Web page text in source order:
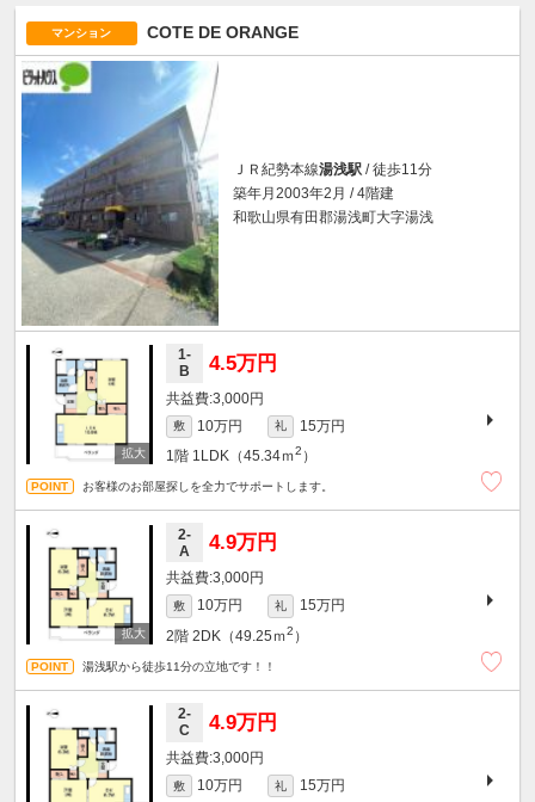
マンション COTE DE ORANGE
ＪＲ紀勢本線湯浅駅 / 徒歩11分
築年月2003年2月 / 4階建
和歌山県有田郡湯浅町大字湯浅
1-
B
4.5万円
3,000円
敷 10万円 礼
15万円
1階 1LDK（45.34ｍ2 ）
お客様のお部屋探しを全力でサポートします。
2-
A
4.9万円
3,000円
敷 10万円 礼
15万円
2階 2DK（49.25ｍ2 ）
湯浅駅から徒歩11分の立地です！！
2-
C
4.9万円
3,000円
敷 10万円 礼
15万円